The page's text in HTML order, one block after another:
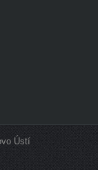
Ústí